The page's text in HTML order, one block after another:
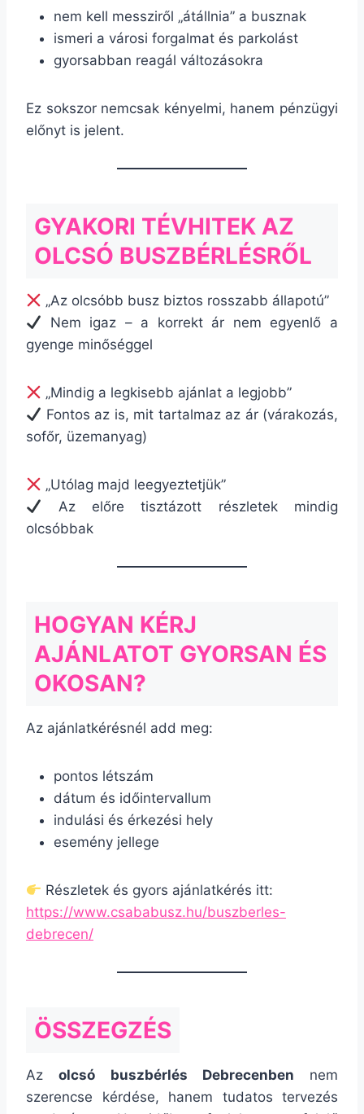
nem kell messziről „átállnia” a busznak
ismeri a városi forgalmat és parkolást
gyorsabban reagál változásokra
Ez sokszor nemcsak kényelmi, hanem pénzügyi
előnyt is jelent.
GYAKORI TÉVHITEK AZ
OLCSÓ BUSZBÉRLÉSRŐL
„Az olcsóbb busz biztos rosszabb állapotú”
Nem igaz – a korrekt ár nem egyenlő a
gyenge minőséggel
„Mindig a legkisebb ajánlat a legjobb”
Fontos az is, mit tartalmaz az ár (várakozás,
sofőr, üzemanyag)
„Utólag majd leegyeztetjük”
Az előre tisztázott részletek mindig
olcsóbbak
HOGYAN KÉRJ
AJÁNLATOT GYORSAN ÉS
OKOSAN?
Az ajánlatkérésnél add meg:
pontos létszám
dátum és időintervallum
indulási és érkezési hely
esemény jellege
Részletek és gyors ajánlatkérés itt:
https://www.csababusz.hu/buszberles-
debrecen/
ÖSSZEGZÉS
Azolcsó buszbérlés Debrecenben nem
szerencse kérdése, hanem tudatos tervezés